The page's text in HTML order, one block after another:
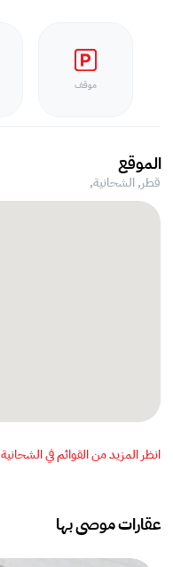
موقف
الموقع
قطر, الشحانية,
انظر المزيد من القوائم في الشحانية
عقارات موصى بها